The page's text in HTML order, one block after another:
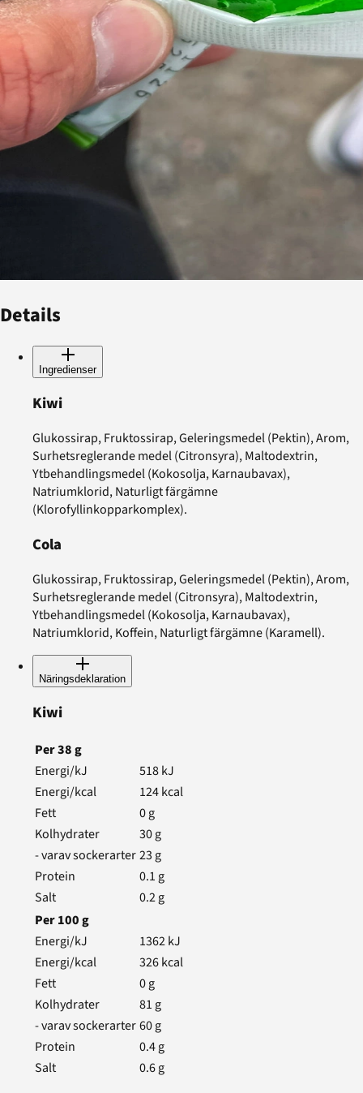
Details
Ingredienser
Kiwi
Glukossirap, Fruktossirap, Geleringsmedel (Pektin), Arom,
Surhetsreglerande medel (Citronsyra), Maltodextrin,
Ytbehandlingsmedel (Kokosolja, Karnaubavax),
Natriumklorid, Naturligt färgämne
(Klorofyllinkopparkomplex).
Cola
Glukossirap, Fruktossirap, Geleringsmedel (Pektin), Arom,
Surhetsreglerande medel (Citronsyra), Maltodextrin,
Ytbehandlingsmedel (Kokosolja, Karnaubavax),
Natriumklorid, Koffein, Naturligt färgämne (Karamell).
Näringsdeklaration
Kiwi
Per38g
Energi/kJ
518kJ
Energi/kcal
124kcal
Fett
0g
Kolhydrater
30g
- varav sockerarter23 g
Protein
0.1 g
Salt
0.2g
Per100g
Energi/kJ
1362kJ
Energi/kcal
326kcal
Fett
0g
Kolhydrater
81 g
- varav sockerarter60g
Protein
0.4g
Salt
0.6g